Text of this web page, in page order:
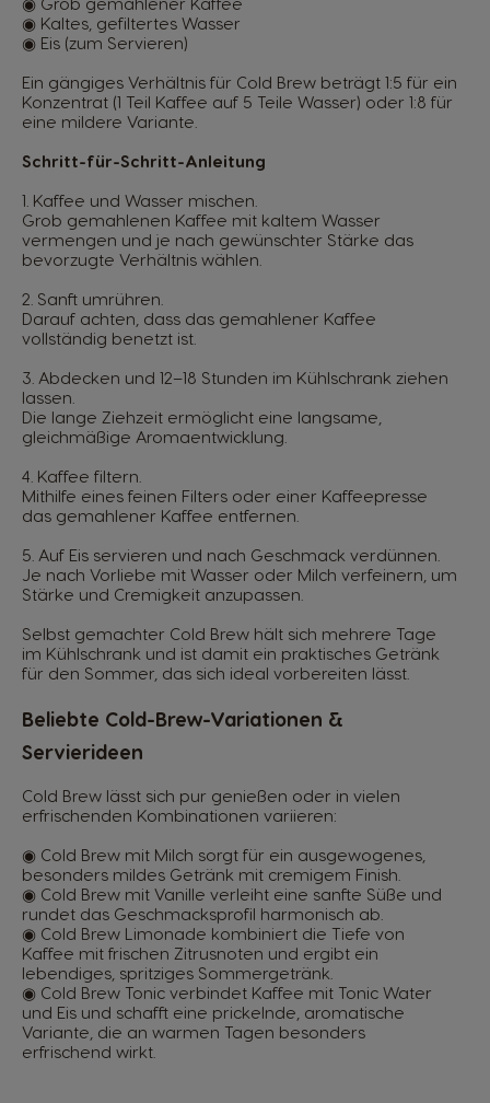
◉ Kaltes, gefiltertes Wasser
◉ Eis (zum Servieren)
Ein gängiges Verhältnis für Cold Brew beträgt 1:5 für ein
Konzentrat (1 Teil Kaffee auf 5 Teile Wasser) oder 1:8 für
eine mildere Variante.
Schritt-für-Schritt-Anleitung
1. Kaffee und Wasser mischen.
Grob gemahlenen Kaffee mit kaltem Wasser
vermengen und je nach gewünschter Stärke das
bevorzugte Verhältnis wählen.
2. Sanft umrühren.
Darauf achten, dass das gemahlener Kaffee
vollständig benetzt ist.
3. Abdecken und 12–18 Stunden im Kühlschrank ziehen
lassen.
Die lange Ziehzeit ermöglicht eine langsame,
gleichmäßige Aromaentwicklung.
4. Kaffee filtern.
Mithilfe eines feinen Filters oder einer Kaffeepresse
das gemahlener Kaffee entfernen.
5. Auf Eis servieren und nach Geschmack verdünnen.
Je nach Vorliebe mit Wasser oder Milch verfeinern, um
Stärke und Cremigkeit anzupassen.
Selbst gemachter Cold Brew hält sich mehrere Tage
im Kühlschrank und ist damit ein praktisches Getränk
für den Sommer, das sich ideal vorbereiten lässt.
Beliebte Cold-Brew-Variationen &
Servierideen
Cold Brew lässt sich pur genießen oder in vielen
erfrischenden Kombinationen variieren:
◉ Cold Brew mit Milch sorgt für ein ausgewogenes,
besonders mildes Getränk mit cremigem Finish.
◉ Cold Brew mit Vanille verleiht eine sanfte Süße und
rundet das Geschmacksprofil harmonisch ab.
◉ Cold Brew Limonade kombiniert die Tiefe von
Kaffee mit frischen Zitrusnoten und ergibt ein
lebendiges, spritziges Sommergetränk.
◉ Cold Brew Tonic verbindet Kaffee mit Tonic Water
und Eis und schafft eine prickelnde, aromatische
Variante, die an warmen Tagen besonders
erfrischend wirkt.